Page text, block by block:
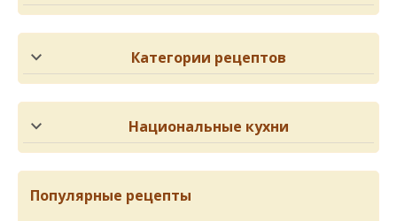
Категории рецептов
Национальные кухни
Популярные рецепты